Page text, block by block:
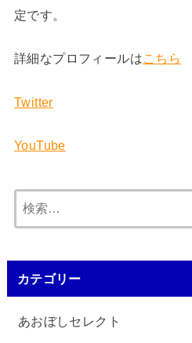
定です。
詳細なプロフィールはこちら
Twitter
YouTube
索:
カテゴリー
あおぼしセレクト